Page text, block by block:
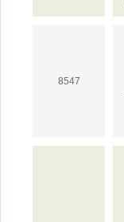
8547